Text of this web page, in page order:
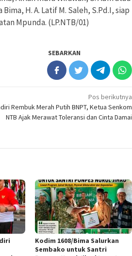
H. A. Latif M. Saleh, S.Pd.I, siap
Mpunda. (LP.NTB/01)
SEBARKAN
Pos berikutnya
Rembuk Merah Putih BNPT, Ketua Senkom
NTB Ajak Merawat Toleransi dan Cinta Damai
Kodim 1608/Bima Salurkan
Sembako untuk Santri